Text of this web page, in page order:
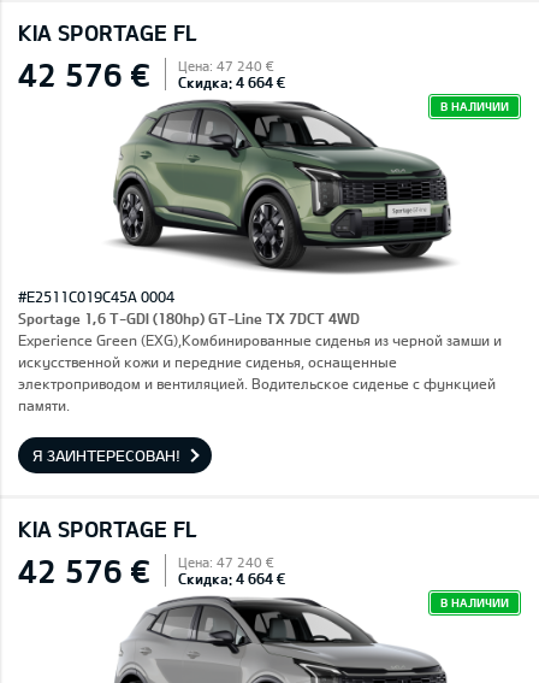
KIA SPORTAGE FL
42 576 € Цена: 47 240 €
Скидка: 4 664 €
В НАЛИЧИИ
#E2511C019C45A 0004
Sportage 1,6 T-GDI (180hp) GT-Line TX 7DCT 4WD
Experience Green (EXG),Комбинированные сиденья из черной замши и
искусственной кожи и передние сиденья, оснащенные
электроприводом и вентиляцией. Водительское сиденье с функцией
памяти.
Я ЗАИНТЕРЕСОВАН!
KIA SPORTAGE FL
42 576 € Цена: 47 240 €
Скидка: 4 664 €
В НАЛИЧИИ